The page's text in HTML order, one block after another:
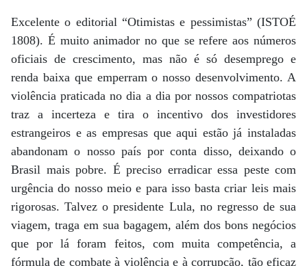
Excelente o editorial “Otimistas e pessimistas” (ISTOÉ
1808). É muito animador no que se refere aos números
oficiais de crescimento, mas não é só desemprego e
renda baixa que emperram o nosso desenvolvimento. A
violência praticada no dia a dia por nossos compatriotas
traz a incerteza e tira o incentivo dos investidores
estrangeiros e as empresas que aqui estão já instaladas
abandonam o nosso país por conta disso, deixando o
Brasil mais pobre. É preciso erradicar essa peste com
urgência do nosso meio e para isso basta criar leis mais
rigorosas. Talvez o presidente Lula, no regresso de sua
viagem, traga em sua bagagem, além dos bons negócios
que por lá foram feitos, com muita competência, a
fórmula de combate à violência e à corrupção, tão eficaz